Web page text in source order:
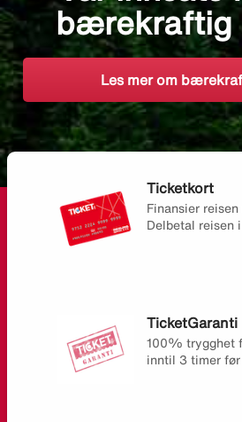
bærekraftig
Les mer om
Ticketkort
Finansier
Delbetal reisen
TicketGaranti
100% trygghet
inntil 3 timer før